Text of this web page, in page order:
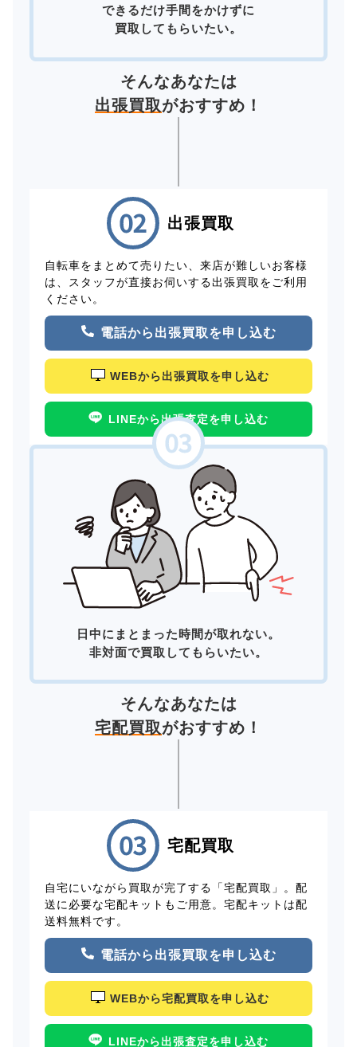
できるだけ手間をかけずに
買取してもらいたい。
そんなあなたは
出張買取がおすすめ！
出張買取
自転車をまとめて売りたい、来店が難しいお客様
は、スタッフが直接お伺いする出張買取をご利用
ください。
電話から出張買取を申し込む
WEBから出張買取を申し込む
LINEから出張査定を申し込む
日中にまとまった時間が取れない。
非対面で買取してもらいたい。
そんなあなたは
宅配買取がおすすめ！
宅配買取
自宅にいながら買取が完了する「宅配買取」。配
送に必要な宅配キットもご用意。宅配キットは配
送料無料です。
電話から出張買取を申し込む
WEBから宅配買取を申し込む
LINEから出張査定を申し込む